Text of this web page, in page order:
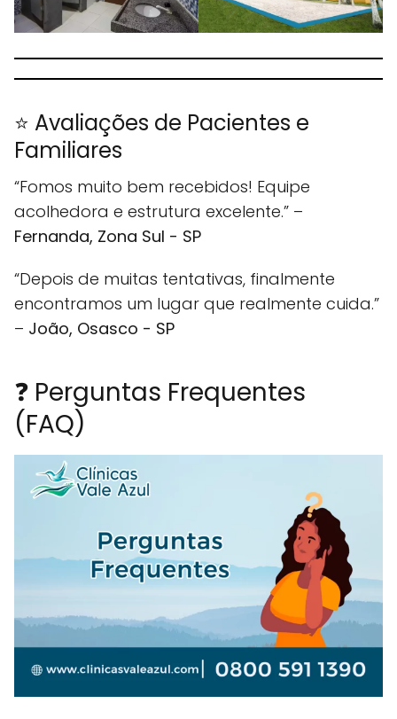
⭐ Avaliações de Pacientes e
Familiares
“Fomos muito bem recebidos! Equipe
acolhedora e estrutura excelente.” –
Fernanda, Zona Sul - SP
“Depois de muitas tentativas, finalmente
encontramos um lugar que realmente cuida.”
– João, Osasco - SP
❓ Perguntas Frequentes
(FAQ)